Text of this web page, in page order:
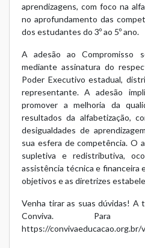
aprendizagens, com foco na
no aprofundamento das
dos estudantes do 3º ao 5º ano.
A adesão ao Compromisso
mediante assinatura do
Poder Executivo estadual,
representante. A adesão
promover a melhoria da
resultados da alfabetização,
desigualdades de
sua esfera de competência. O
supletiva e redistributiva,
assistência técnica e financeira
objetivos e as diretrizes
Venha tirar as suas dúvidas! A
Conviva. Para
https://convivaeducacao.org.br/